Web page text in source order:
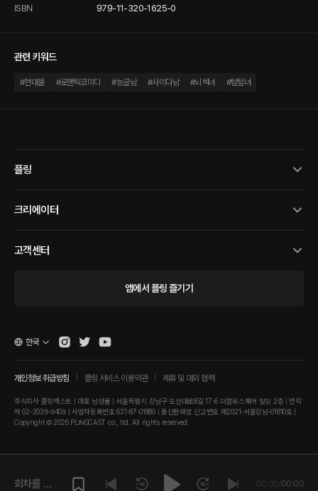
ISBN 979-11-320-1625-0
관련 키워드
#현대물 #로맨틱코미디 #능글남 #사이다남 #뇌섹녀 #털털녀
플링
크리에이터
고객센터
앱에서 플링 즐기기
개인정보 취급방침 플링 서비스 이용약관 제휴 및 대외 협력
주식회사 플링캐스트 | 대표 남성률 | 서울특별시 강남구 도산대로8길 17-6 더블유스퀘어 빌딩 2층 | 연락
처 02-2039-9409 | 사업자등록번호 631-87-01880 | 통신판매업 신고번호 제2021-서울강남-01810호 |
Copyright © 2026 PLINGCAST co., ltd. All rights reserved.
한국
회차를 재 00:00/00:00